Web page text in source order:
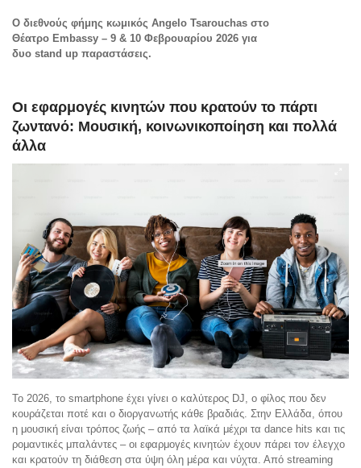
Ο διεθνούς φήμης κωμικός Angelo Tsarouchas στο
Θέατρο Embassy – 9 & 10 Φεβρουαρίου 2026 για
δυο stand up παραστάσεις.
Οι εφαρμογές κινητών που κρατούν το πάρτι
ζωντανό: Μουσική, κοινωνικοποίηση και πολλά
άλλα
Το 2026, το smartphone έχει γίνει ο καλύτερος DJ, ο φίλος που δεν
κουράζεται ποτέ και ο διοργανωτής κάθε βραδιάς. Στην Ελλάδα, όπου
η μουσική είναι τρόπος ζωής – από τα λαϊκά μέχρι τα dance hits και τις
ρομαντικές μπαλάντες – οι εφαρμογές κινητών έχουν πάρει τον έλεγχο
και κρατούν τη διάθεση στα ύψη όλη μέρα και νύχτα. Από streaming